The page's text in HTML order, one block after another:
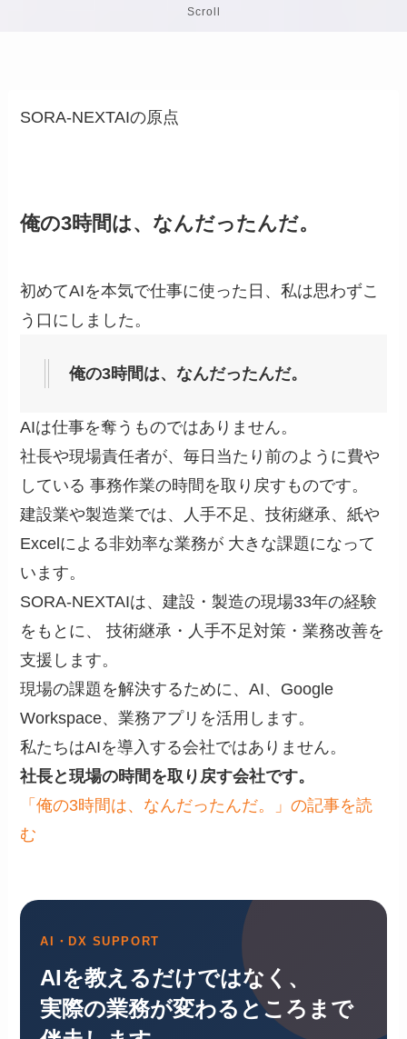
Scroll
SORA-NEXTAIの原点
俺の3時間は、なんだったんだ。
初めてAIを本気で仕事に使った日、私は思わずこ
う口にしました。
俺の3時間は、なんだったんだ。
AIは仕事を奪うものではありません。
社長や現場責任者が、毎日当たり前のように費や
している 事務作業の時間を取り戻すものです。
建設業や製造業では、人手不足、技術継承、紙や
Excelによる非効率な業務が 大きな課題になって
います。
SORA-NEXTAIは、建設・製造の現場33年の経験
をもとに、 技術継承・人手不足対策・業務改善を
支援します。
現場の課題を解決するために、AI、Google
Workspace、業務アプリを活用します。
私たちはAIを導入する会社ではありません。
社長と現場の時間を取り戻す会社です。
「俺の3時間は、なんだったんだ。」の記事を読
む
AI・DX SUPPORT
AIを教えるだけではなく、
実際の業務が変わるところまで